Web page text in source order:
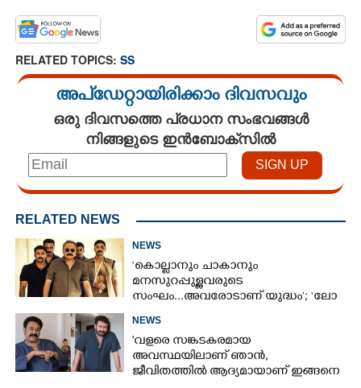
RELATED TOPICS: SS
അപ്ഡേറ്റായിരിക്കാം ദിവസവും
ഒരു ദിവസത്തെ പ്രധാന സംഭവങ്ങൾ
നിങ്ങളുടെ ഇൻബോക്സിൽ
RELATED NEWS
NEWS
‘കൊല്ലാനും ചാകാനും
മനസുറപ്പുള്ളവരുടെ
സംഘം...അവരോടാണ് യുദ്ധം’; ‘ലോ
NEWS
'വളരെ സങ്കടകരമായ
അവസ്ഥയിലാണ് ഞാൻ,
ജീവിതത്തിൽ ആദ്യമായാണ് ഇങ്ങനെ